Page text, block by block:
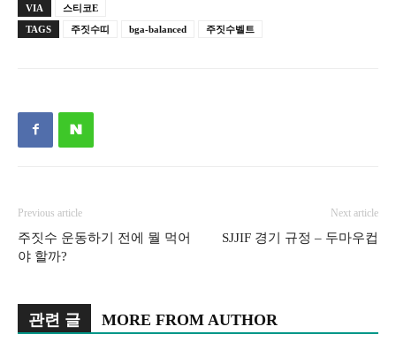
VIA
스티코E
TAGS
주짓수띠 bga-balanced 주짓수벨트
Previous article
주짓수 운동하기 전에 뭘 먹어
야 할까?
Next article
SJJIF 경기 규정 – 두마우컵
관련 글 MORE FROM AUTHOR